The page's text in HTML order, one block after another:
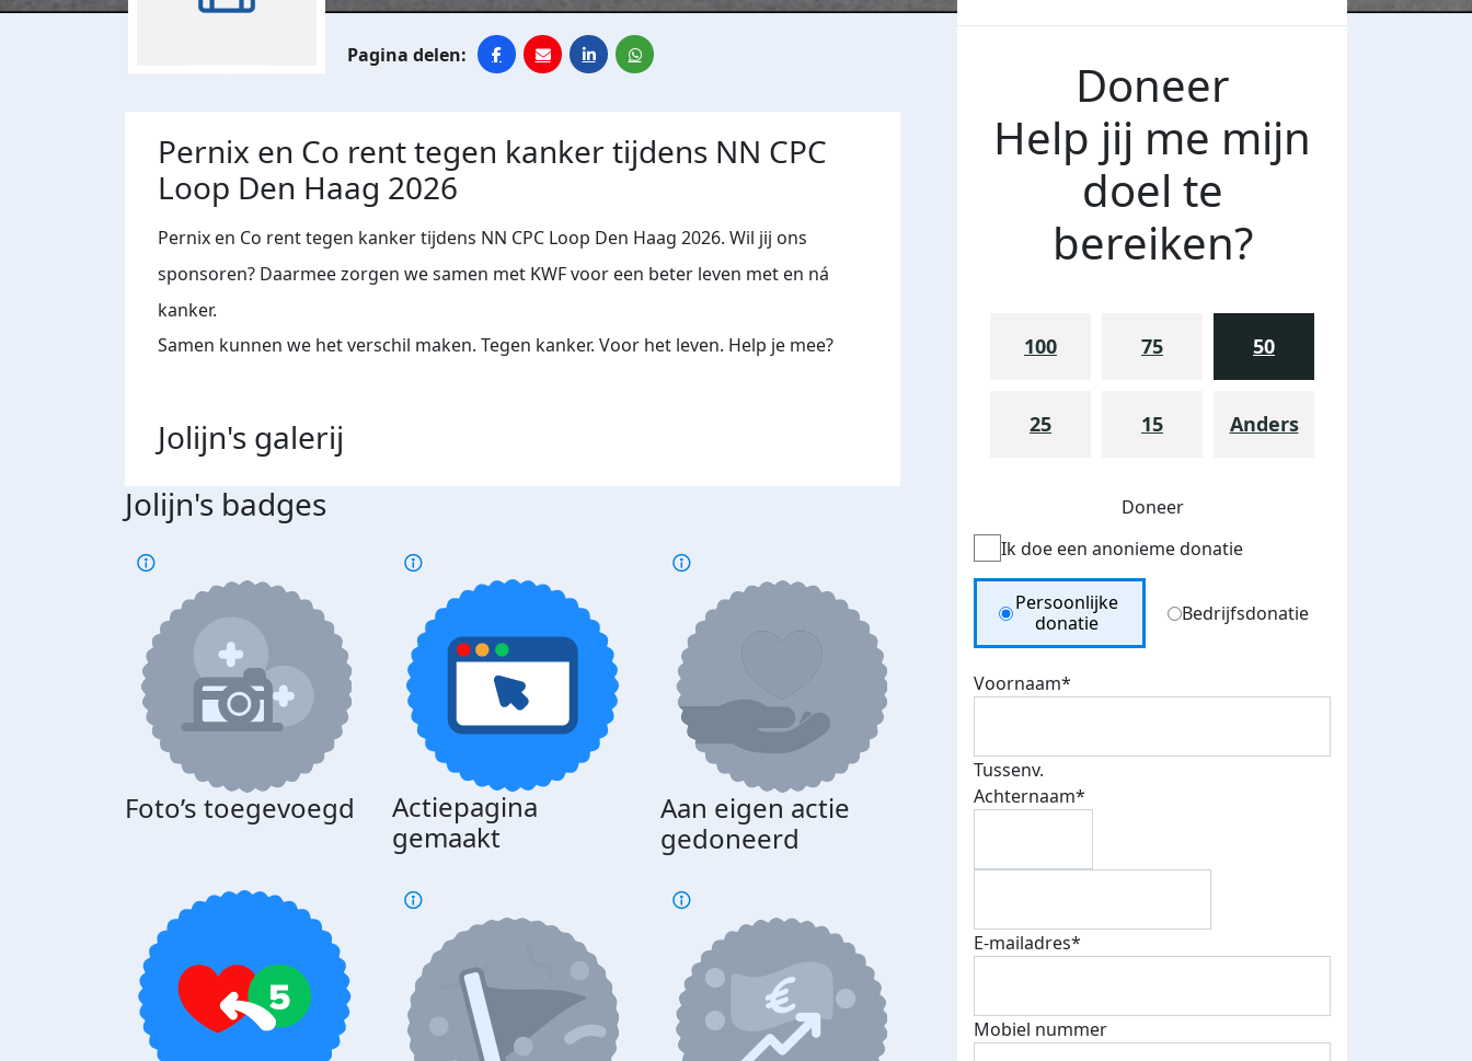
Pernix en Co rent tegen kanker tijdens NN CPC
Loop Den Haag 2026
Pernix en Co rent tegen kanker tijdens NN CPC Loop Den Haag 2026. Wil jij ons
sponsoren? Daarmee zorgen we samen met KWF voor een beter leven met en ná
kanker.
Samen kunnen we het verschil maken. Tegen kanker. Voor het leven. Help je mee?
Jolijn's galerij
Jolijn's badges
Foto’s toegevoegd
Actiepagina
gemaakt
Aan eigen actie
gedoneerd
Donateurs
Doneer
Help jij me mijn
doel te
bereiken?
100 75 50
25 15 Anders
Doneer
Ik doe een anonieme donatie
Donation Type
Persoonlijke
donatie
Bedrijfsdonatie
Voornaam*
Tussenv.
Achternaam*
E-mailadres*
Mobiel nummer